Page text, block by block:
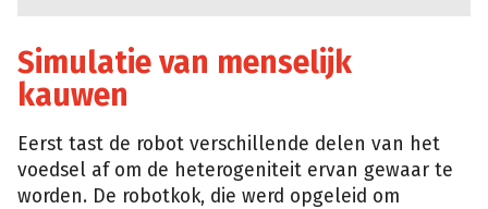
Simulatie van menselijk
kauwen
Eerst tast de robot verschillende delen van het
voedsel af om de heterogeniteit ervan gewaar te
worden. De robotkok, die werd opgeleid om